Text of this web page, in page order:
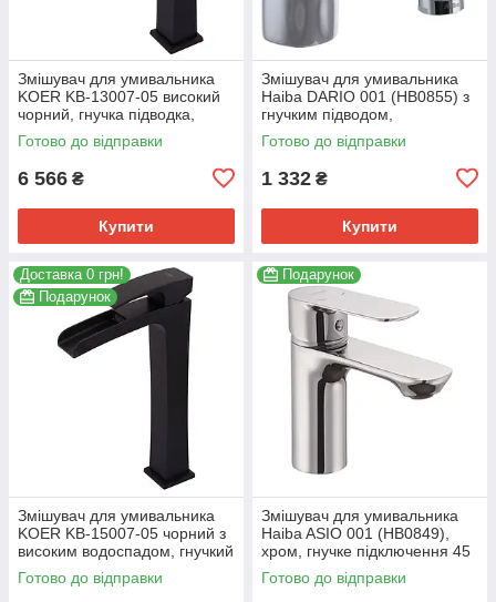
Змішувач для умивальника
KOER KB-13007-05 високий
чорний, гнучка підводка,
картридж 35 мм (KR3445)
Готово до відправки
6 566 ₴
Купити
Змішувач для умивальника
Haiba DARIO 001 (HB0855) з
гнучким підводом,
хромований (HB0855)
Готово до відправки
1 332 ₴
Купити
Доставка 0 грн!
Подарунок
Змішувач для умивальника
KOER KB-15007-05 чорний з
високим водоспадом, гнучкий
підвід. (KR3449)
Готово до відправки
Подарунок
Змішувач для умивальника
Haiba ASIO 001 (HB0849),
хром, гнучке підключення 45
см (HB0849)
Готово до відправки